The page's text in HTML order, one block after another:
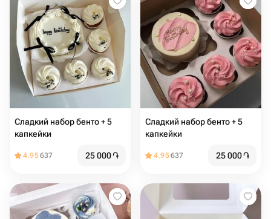
Сладкий набор бенто + 5
капкейки
4.95637 25 000֏
Сладкий набор бенто + 5
капкейки
4.95637 25 000֏